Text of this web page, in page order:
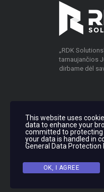
„RDK
tarnaujančios
dirbame dėl
© 2020 RDK
This website uses
data to enhance your
committed to protecting
your data is handled in
General Data Protection
OK, I AGREE